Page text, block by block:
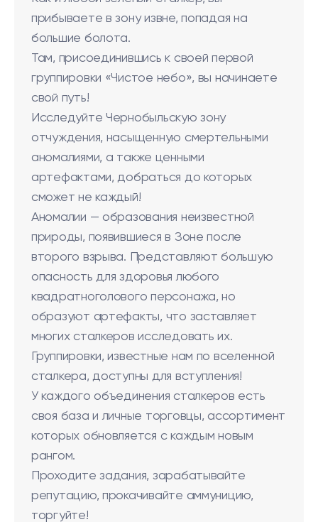
прибываете в зону извне, попадая на
большие болота.
Там, присоединившись к своей первой
группировки «Чистое небо», вы начинаете
свой путь!
Исследуйте Чернобыльскую зону
отчуждения, насыщенную смертельными
аномалиями, а также ценными
артефактами, добраться до которых
сможет не каждый!
Аномалии — образования неизвестной
природы, появившиеся в Зоне после
второго взрыва. Представляют большую
опасность для здоровья любого
квадратноголового персонажа, но
образуют артефакты, что заставляет
многих сталкеров исследовать их.
Группировки, известные нам по вселенной
сталкера, доступны для вступления!
У каждого объединения сталкеров есть
своя база и личные торговцы, ассортимент
которых обновляется с каждым новым
рангом.
Проходите задания, зарабатывайте
репутацию, прокачивайте аммуницию,
торгуйте!